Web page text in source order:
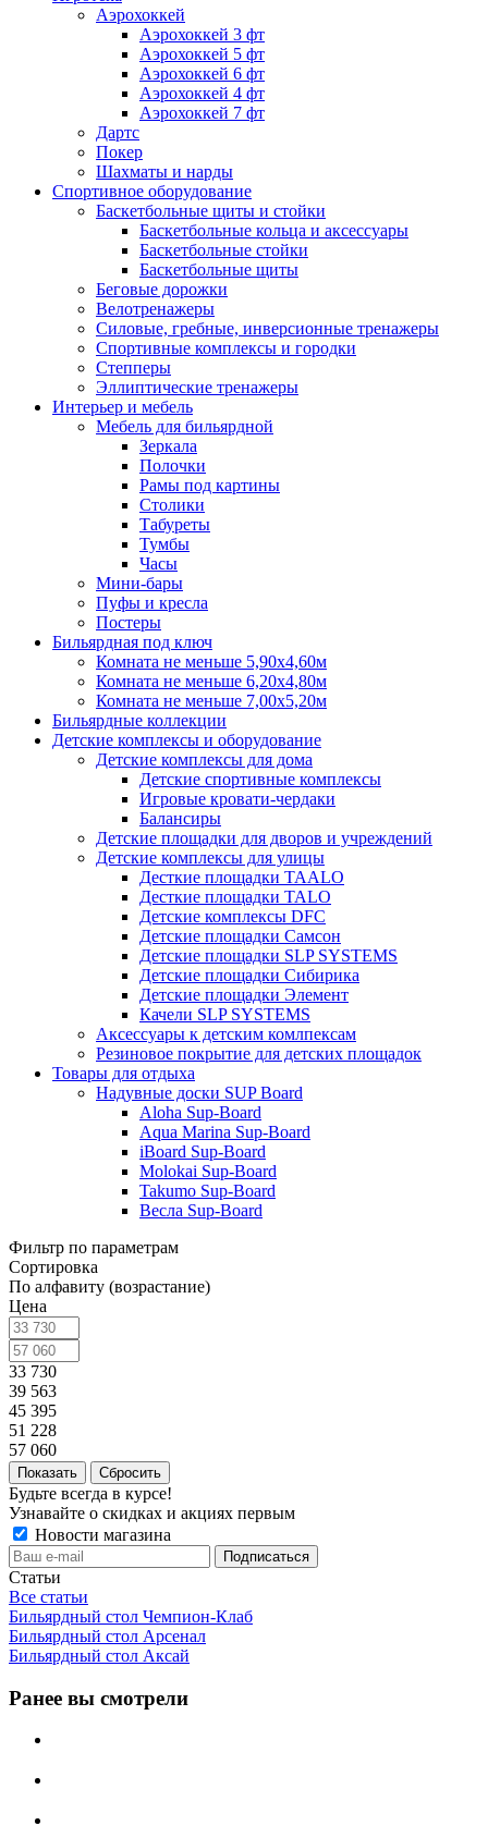
Аэрохоккей
Аэрохоккей 3 фт
Аэрохоккей 5 фт
Аэрохоккей 6 фт
Аэрохоккей 4 фт
Аэрохоккей 7 фт
Дартс
Покер
Шахматы и нарды
Спортивное оборудование
Баскетбольные щиты и стойки
Баскетбольные кольца и аксессуары
Баскетбольные стойки
Баскетбольные щиты
Беговые дорожки
Велотренажеры
Силовые, гребные, инверсионные тренажеры
Спортивные комплексы и городки
Степперы
Эллиптические тренажеры
Интерьер и мебель
Мебель для бильярдной
Зеркала
Полочки
Рамы под картины
Столики
Табуреты
Тумбы
Часы
Мини-бары
Пуфы и кресла
Постеры
Бильярдная под ключ
Комната не меньше 5,90х4,60м
Комната не меньше 6,20х4,80м
Комната не меньше 7,00х5,20м
Бильярдные коллекции
Детские комплексы и оборудование
Детские комплексы для дома
Детские спортивные комплексы
Игровые кровати-чердаки
Балансиры
Детские площадки для дворов и учреждений
Детские комплексы для улицы
Десткие площадки TAALO
Десткие площадки TALO
Детские комплексы DFC
Детские площадки Самсон
Детские площадки SLP SYSTEMS
Детские площадки Сибирика
Детские площадки Элемент
Качели SLP SYSTEMS
Аксессуары к детским комлпексам
Резиновое покрытие для детских площадок
Товары для отдыха
Надувные доски SUP Board
Aloha Sup-Board
Aqua Marina Sup-Board
iBoard Sup-Board
Molokai Sup-Board
Takumo Sup-Board
Весла Sup-Board
Фильтр по параметрам
Сортировка
По алфавиту (возрастание)
Цена
33 730
39 563
45 395
51 228
57 060
Сбросить
Будьте всегда в курсе!
Узнавайте о скидках и акциях первым
Новости магазина
Статьи
Все статьи
Бильярдный стол Чемпион-Клаб
Бильярдный стол Арсенал
Бильярдный стол Аксай
Ранее вы смотрели